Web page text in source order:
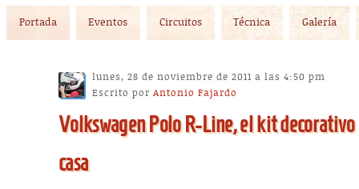
Skip to primary content
Skip to secondary content
Portada Eventos Circuitos Técnica Galería
Volkswagen Polo R-Line, el kit
casa
lunes, 28 de noviembre de 2011 a las 4:50 pm
Escrito porAntonio Fajardo